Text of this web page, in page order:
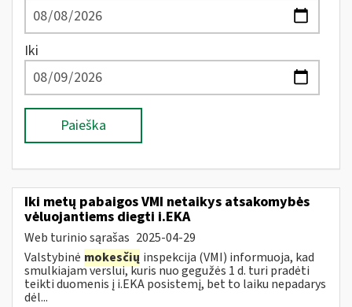
Iki
Paieška
Iki metų pabaigos VMI netaikys atsakomybės
vėluojantiems diegti i.EKA
Web turinio sąrašas 2025-04-29
Valstybinė mokesčių inspekcija (VMI) informuoja, kad
smulkiajam verslui, kuris nuo gegužės 1 d. turi pradėti
teikti duomenis į i.EKA posistemį, bet to laiku nepadarys
dėl...